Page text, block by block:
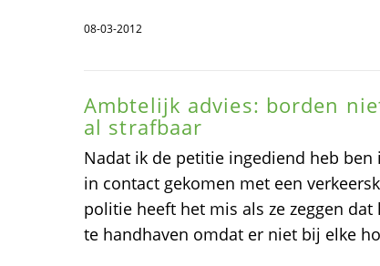
08-03-2012
Ambtelijk advies: borden
al strafbaar
Nadat ik de petitie ingediend heb
in contact gekomen met een
politie heeft het mis als ze zeggen
te handhaven omdat er niet bij elke